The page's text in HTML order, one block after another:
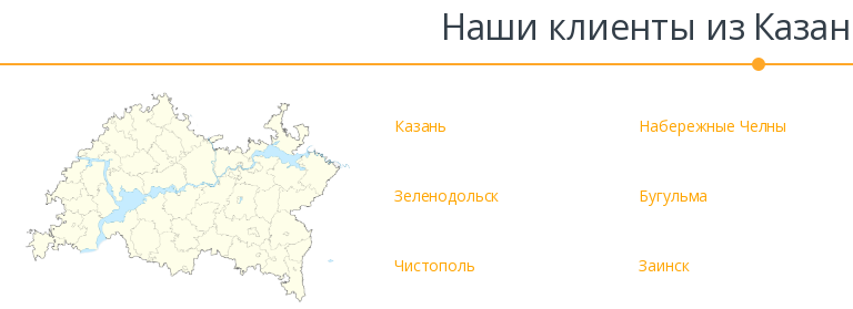
Наши клиенты из
Казань Набережные Челны
Зеленодольск Бугульма
Чистополь Заинск